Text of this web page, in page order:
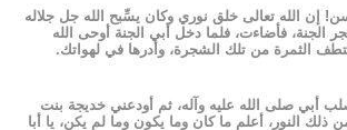
إن الله تعالى خلق نوري وكان يسِّبح الله جل جلاله
فأضاءت، فلما دخل أبي الجنة أوحى الله
الثمرة من تلك الشجرة، وأدرها في لهواتك.
أبي صلى الله عليه وآله، ثم أودعني خديجة بنت
ذلك النور، أعلم ما كان وما يكون وما لم يكن، يا أبا